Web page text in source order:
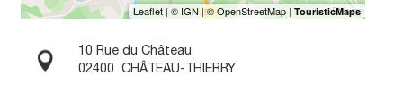
10 Rue du Château
02400 CHÂTEAU-THIERRY